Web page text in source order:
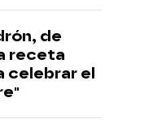
de
receta
celebrar el